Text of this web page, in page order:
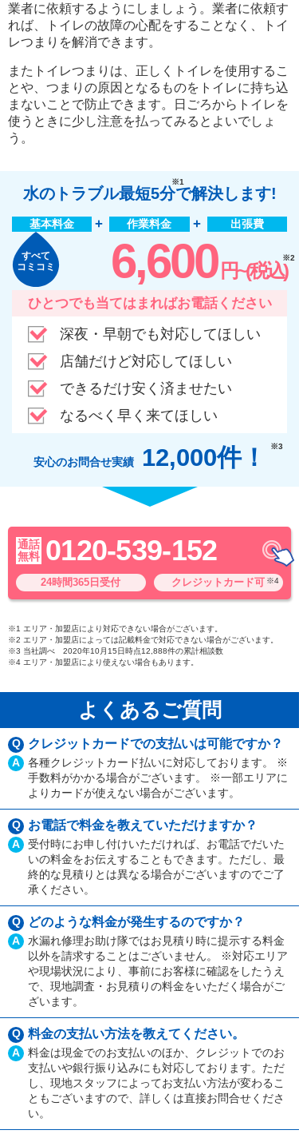
業者に依頼するようにしましょう。業者に依頼す
れば、トイレの故障の心配をすることなく、トイ
レつまりを解消できます。
またトイレつまりは、正しくトイレを使用するこ
とや、つまりの原因となるものをトイレに持ち込
まないことで防止できます。日ごろからトイレを
使うときに少し注意を払ってみるとよいでしょ
う。
水のトラブル最短5分
※1
で解決します!
基本料金 作業料金 出張費
すべて
コミコミ
6,600 円~(税込)
※2
ひとつでも当てはまればお電話ください
深夜・早朝でも対応してほしい
店舗だけど対応してほしい
できるだけ安く済ませたい
なるべく早く来てほしい
安心のお問合せ実績 12,000件！ ※3
通話
無料 0120-539-152
24時間365日受付 クレジットカード可 ※4
※1 エリア・加盟店により対応できない場合がございます。
※2 エリア・加盟店によっては記載料金で対応できない場合がございます。
※3 当社調べ 2020年10月15日時点12,888件の累計相談数
※4 エリア・加盟店により使えない場合もあります。
よくあるご質問
Q クレジットカードでの支払いは可能ですか？
A
各種クレジットカード払いに対応しております。 ※
手数料がかかる場合がございます。 ※一部エリアに
よりカードが使えない場合がございます。
Q お電話で料金を教えていただけますか？
A
受付時にお申し付けいただければ、お電話でだいた
いの料金をお伝えすることもできます。ただし、最
終的な見積りとは異なる場合がございますのでご了
承ください。
Q どのような料金が発生するのですか？
A
水漏れ修理お助け隊ではお見積り時に提示する料金
以外を請求することはございません。 ※対応エリア
や現場状況により、事前にお客様に確認をしたうえ
で、現地調査・お見積りの料金をいただく場合がご
ざいます。
Q 料金の支払い方法を教えてください。
A
料金は現金でのお支払いのほか、クレジットでのお
支払いや銀行振り込みにも対応しております。ただ
し、現地スタッフによってお支払い方法が変わるこ
ともございますので、詳しくは直接お問合せくださ
い。